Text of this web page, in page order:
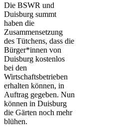
Die BSWR und
Duisburg summt
haben die
Zusammensetzung
des Tütchens, dass die
Bürger*innen von
Duisburg kostenlos
bei den
Wirtschaftsbetrieben
erhalten können, in
Auftrag gegeben. Nun
können in Duisburg
die Gärten noch mehr
blühen.